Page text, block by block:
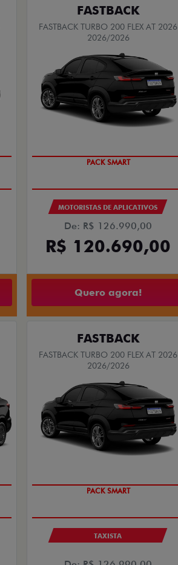
FASTBACK
FASTBACK TURBO 200 FLEX AT 2026
2026/2026
PACK SMART
MOTORISTAS DE APLICATIVOS
De: R$ 126.990,00
R$ 120.690,00
Quero agora!
FASTBACK
FASTBACK TURBO 200 FLEX AT 2026
2026/2026
PACK SMART
TAXISTA